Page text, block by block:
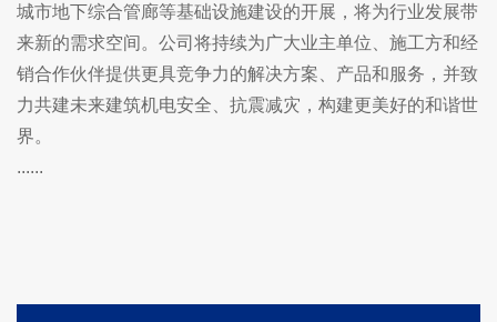
城市地下综合管廊等基础设施建设的开展，将为行业发展带
来新的需求空间。公司将持续为广大业主单位、施工方和经
销合作伙伴提供更具竞争力的解决方案、产品和服务，并致
力共建未来建筑机电安全、抗震减灾，构建更美好的和谐世
界。
......